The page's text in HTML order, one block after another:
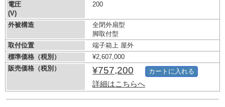
電圧
(V)
200
外被構造
全閉外扇型
脚取付型
取付位置
端子箱上 屋外
標準価格（税別）
¥2,607,000
販売価格（税別）
¥757,200
詳細はこちらへ
カートに入れる